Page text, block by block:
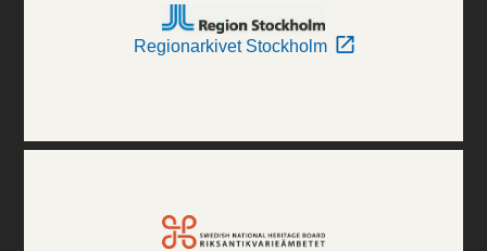
Regionarkivet Stockholm